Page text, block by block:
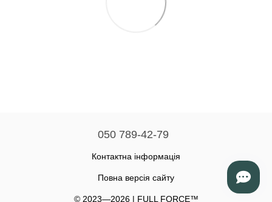
050 789-42-79
Контактна інформація
Повна версія сайту
© 2023—2026 | FULL FORCE™